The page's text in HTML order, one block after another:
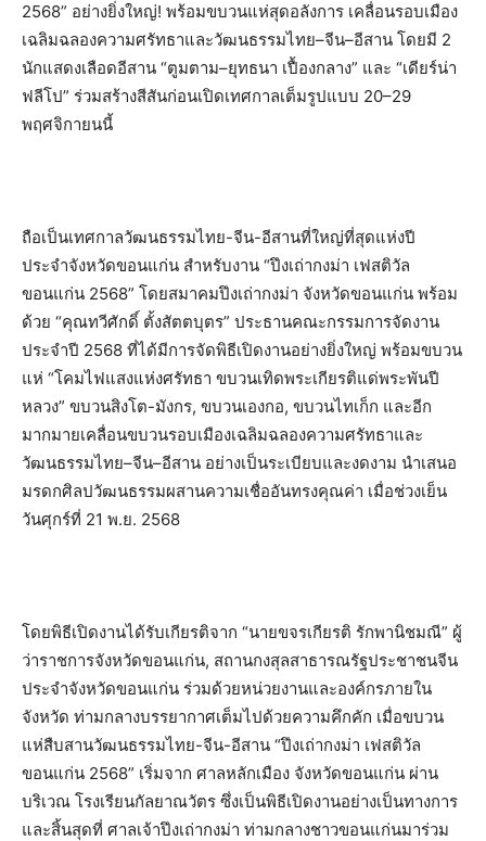
2568” อย่างยิ่งใหญ่! พร้อมขบวนแห่สุดอลังการ เคลื่อนรอบเมือง
เฉลิมฉลองความศรัทธาและวัฒนธรรมไทย–จีน–อีสาน โดยมี 2
นักแสดงเลือดอีสาน “ตูมตาม–ยุทธนา เปื้องกลาง” และ “เดียร์น่า
ฟลีโป” ร่วมสร้างสีสันก่อนเปิดเทศกาลเต็มรูปแบบ 20–29
พฤศจิกายนนี้
ถือเป็นเทศกาลวัฒนธรรมไทย-จีน-อีสานที่ใหญ่ที่สุดแห่งปี
ประจำจังหวัดขอนแก่น สำหรับงาน “ปึงเถ่ากงม่า เฟสติวัล
ขอนแก่น 2568” โดยสมาคมปึงเถ่ากงม่า จังหวัดขอนแก่น พร้อม
ด้วย “คุณทวีศักดิ์ ตั้งสัตตบุตร” ประธานคณะกรรมการจัดงาน
ประจำปี 2568 ที่ได้มีการจัดพิธีเปิดงานอย่างยิ่งใหญ่ พร้อมขบวน
แห่ “โคมไฟแสงแห่งศรัทธา ขบวนเทิดพระเกียรติแด่พระพันปี
หลวง” ขบวนสิงโต-มังกร, ขบวนเองกอ, ขบวนไทเก็ก และอีก
มากมายเคลื่อนขบวนรอบเมืองเฉลิมฉลองความศรัทธาและ
วัฒนธรรมไทย–จีน–อีสาน อย่างเป็นระเบียบและงดงาม นำเสนอ
มรดกศิลปวัฒนธรรมผสานความเชื่ออันทรงคุณค่า เมื่อช่วงเย็น
วันศุกร์ที่ 21 พ.ย. 2568
โดยพิธีเปิดงานได้รับเกียรติจาก “นายขจรเกียรติ รักพานิชมณี” ผู้
ว่าราชการจังหวัดขอนแก่น, สถานกงสุลสาธารณรัฐประชาชนจีน
ประจำจังหวัดขอนแก่น ร่วมด้วยหน่วยงานและองค์กรภายใน
จังหวัด ท่ามกลางบรรยากาศเต็มไปด้วยความคึกคัก เมื่อขบวน
แห่สืบสานวัฒนธรรมไทย-จีน-อีสาน “ปึงเถ่ากงม่า เฟสติวัล
ขอนแก่น 2568” เริ่มจาก ศาลหลักเมือง จังหวัดขอนแก่น ผ่าน
บริเวณ โรงเรียนกัลยาณวัตร ซึ่งเป็นพิธีเปิดงานอย่างเป็นทางการ
และสิ้นสุดที่ ศาลเจ้าปึงเถ่ากงม่า ท่ามกลางชาวขอนแก่นมาร่วม